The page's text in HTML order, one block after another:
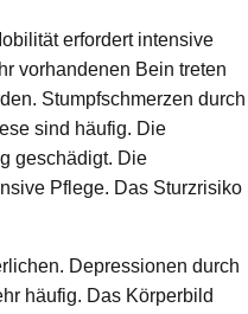
erfordert intensive
vorhandenen Bein treten
Stumpfschmerzen durch
sind häufig. Die
geschädigt. Die
Pflege. Das Sturzrisiko
Depressionen durch
häufig. Das Körperbild